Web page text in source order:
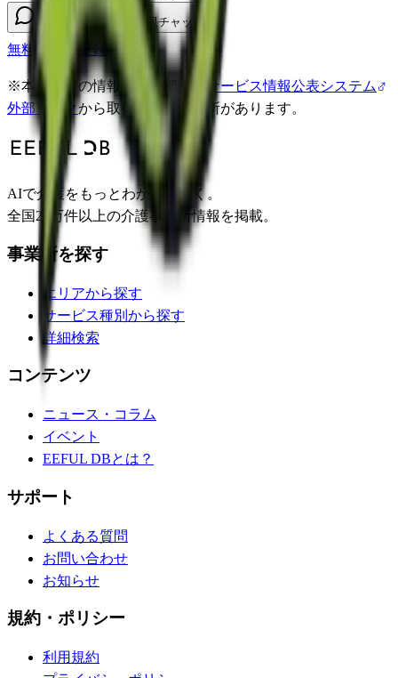
かいとくん(AI)と無制限チャット
無料で会員登録
※本ページの情報は、一部
介護サービス情報公表システム
外部リンクから取得している箇所があります。
AIで介護をもっとわかりやすく。
全国22万件以上の介護事業所情報を掲載。
事業所を探す
エリアから探す
サービス種別から探す
詳細検索
コンテンツ
ニュース・コラム
イベント
EEFUL DBとは？
サポート
よくある質問
お問い合わせ
お知らせ
規約・ポリシー
利用規約